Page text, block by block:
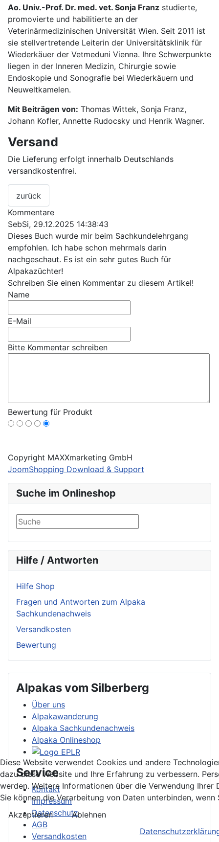
Ao. Univ.-Prof. Dr. med. vet. Sonja Franz studierte,
promovierte und habilitierte an der
Veterinärmedizinischen Universität Wien. Seit 2011 ist
sie stellvertretende Leiterin der Universitätsklinik für
Wiederkäuer der Vetmeduni Vienna. Ihre Schwerpunkte
liegen in der Inneren Medizin, Chirurgie sowie
Endoskopie und Sonografie bei Wiederkäuern und
Neuweltkamelen.
Mit Beiträgen von: Thomas Wittek, Sonja Franz,
Johann Kofler, Annette Rudocsky und Henrik Wagner.
Versand
Die Lieferung erfolgt innerhalb Deutschlands
versandkostenfrei.
Kommentare
SebSi, 29.12.2025 14:38:43
Dieses Buch wurde mir beim Sachkundelehrgang
empfohlen. Ich habe schon mehrmals darin
nachgeschaut. Es ist ein sehr gutes Buch für
Alpakazüchter!
Schreiben Sie einen Kommentar zu diesem Artikel!
Name
E-Mail
Bitte Kommentar schreiben
Bewertung für Produkt
Copyright MAXXmarketing GmbH
JoomShopping Download & Support
Suche im Onlineshop
Hilfe / Antworten
Hilfe Shop
Fragen und Antworten zum Alpaka
Sachkundenachweis
Versandkosten
Bewertung
Alpakas vom Silberberg
Über uns
Alpakawanderung
Alpaka Sachkundenachweis
Alpaka Onlineshop
Service
Kontakt
Impressum
Datenschutz
AGB
Versandkosten
Diese Website verwendet Cookies und andere
dazu diese Website und Ihre Erfahrung zu verbessern.
werden. Weitere Informationen über die Verwendung
Sie können die Verarbeitung von Daten unterbinden, wenn
Akzeptieren
Ablehnen